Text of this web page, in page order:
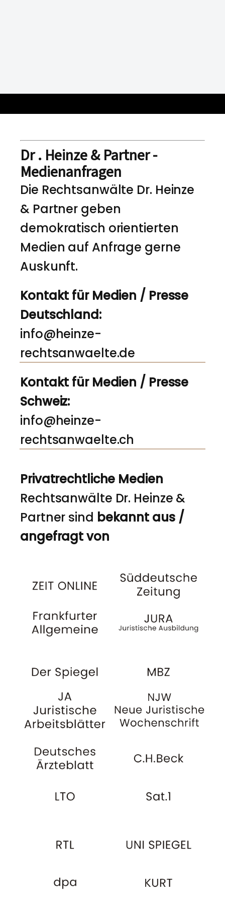
Dr . Heinze & Partner -
Medienanfragen
Die Rechtsanwälte Dr. Heinze
& Partner geben
demokratisch orientierten
Medien auf Anfrage gerne
Auskunft.
Kontakt für Medien / Presse
Deutschland:
info@heinze-
rechtsanwaelte.de
Kontakt für Medien / Presse
Schweiz:
info@heinze-
rechtsanwaelte.ch
Privatrechtliche Medien
Rechtsanwälte Dr. Heinze &
Partner sind bekannt aus /
angefragt von